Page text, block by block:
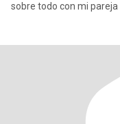
sobre todo con mi pareja